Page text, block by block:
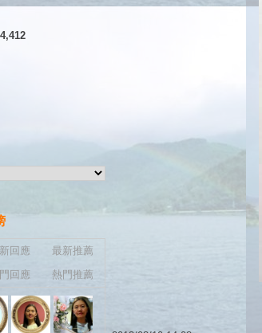
回應
最新推薦
回應 熱門推薦